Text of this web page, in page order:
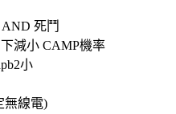
死鬥
減小 CAMP機率
小
無線電)